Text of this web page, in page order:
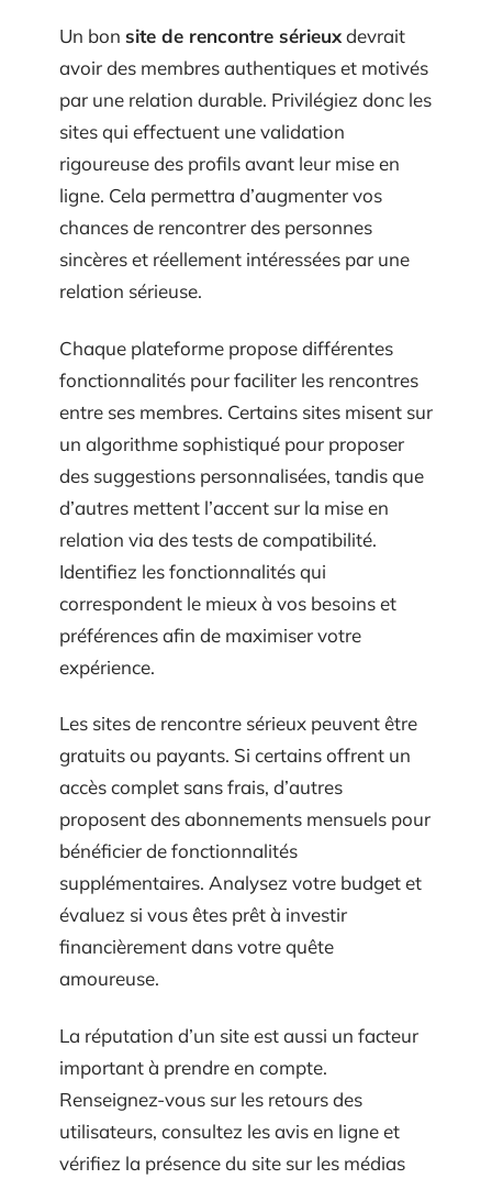
Un bon site de rencontre sérieuxdevrait
avoir des membres authentiques et motivés
par une relation durable. Privilégiez donc les
sites qui effectuent une validation
rigoureuse des profils avant leur mise en
ligne. Cela permettra d’augmenter vos
chances de rencontrer des personnes
sincères et réellement intéressées par une
relation sérieuse.
Chaque plateforme propose différentes
fonctionnalités pour faciliter les rencontres
entre ses membres. Certains sites misent sur
un algorithme sophistiqué pour proposer
des suggestions personnalisées, tandis que
d’autres mettent l’accent sur la mise en
relation via des tests de compatibilité.
Identifiez les fonctionnalités qui
correspondent le mieux à vos besoins et
préférences afin de maximiser votre
expérience.
Les sites de rencontre sérieux peuvent être
gratuits ou payants. Si certains offrent un
accès complet sans frais, d’autres
proposent des abonnements mensuels pour
bénéficier de fonctionnalités
supplémentaires. Analysez votre budget et
évaluez si vous êtes prêt à investir
financièrement dans votre quête
amoureuse.
La réputation d’un site est aussi un facteur
important à prendre en compte.
Renseignez-vous sur les retours des
utilisateurs, consultez les avis en ligne et
vérifiez la présence du site sur les médias